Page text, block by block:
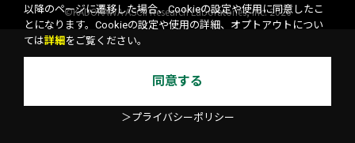
©KADOKAWA ASCII Research Laboratories, Inc. 2026
以降のページに遷移した場合、Cookieの設定や使用に同意したこ
とになります。Cookieの設定や使用の詳細、オプトアウトについ
ては詳細 をご覧ください。
同意する
＞プライバシーポリシー